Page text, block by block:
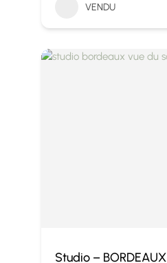
VENDU
Studio – BORDEAUX